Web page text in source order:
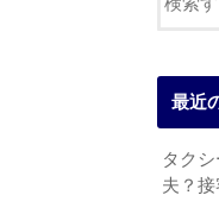
最近
タク
夫？接